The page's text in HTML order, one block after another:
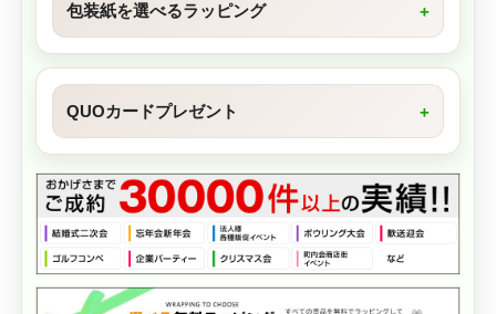
包装紙を選べるラッピング
QUOカードプレゼント